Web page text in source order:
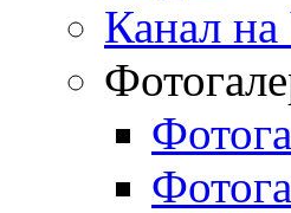
Канал